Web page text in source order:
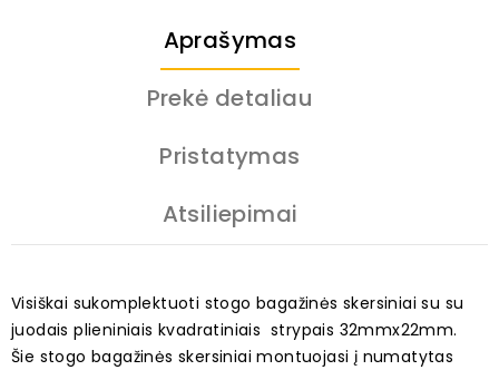
Aprašymas
Prekė detaliau
Pristatymas
Atsiliepimai
Visiškai sukomplektuoti stogo bagažinės skersiniai su su
juodais plieniniais kvadratiniais strypais 32mmx22mm.
Šie stogo bagažinės skersiniai montuojasi į numatytas